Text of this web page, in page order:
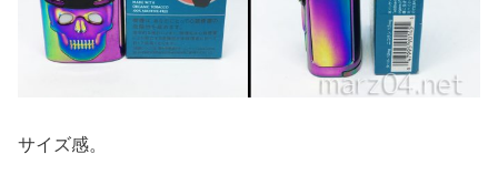
サイズ感。